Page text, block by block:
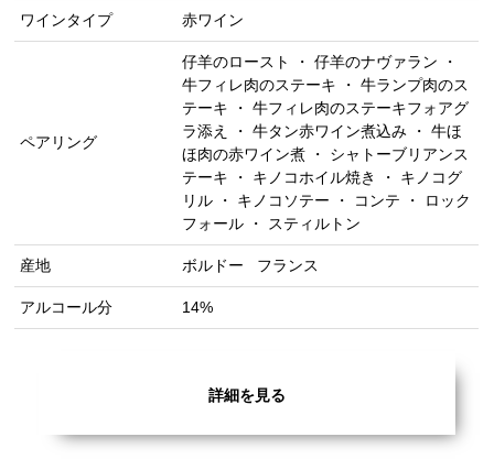
ワインタイプ 赤ワイン
ペアリング
仔羊のロースト ・ 仔羊のナヴァラン ・
牛フィレ肉のステーキ ・ 牛ランプ肉のス
テーキ ・ 牛フィレ肉のステーキフォアグ
ラ添え ・ 牛タン赤ワイン煮込み ・ 牛ほ
ほ肉の赤ワイン煮 ・ シャトーブリアンス
テーキ ・ キノコホイル焼き ・ キノコグ
リル ・ キノコソテー ・ コンテ ・ ロック
フォール ・ スティルトン
産地 ボルドー フランス
アルコール分 14%
詳細を見る